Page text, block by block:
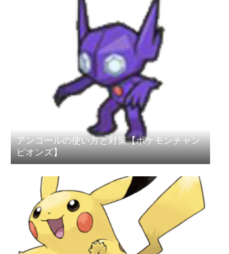
アンコールの使い方と対策【ポケモンチャン
ピオンズ】